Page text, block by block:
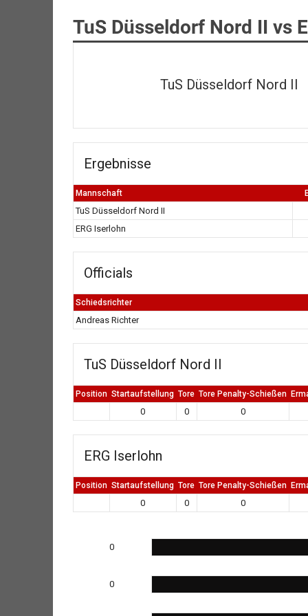
TuS Düsseldorf Nord II vs
TuS Düsseldorf Nord II
Ergebnisse
Mannschaft
TuS Düsseldorf Nord II
ERG Iserlohn
Officials
Schiedsrichter
Andreas Richter
TuS Düsseldorf Nord II
Position Startaufstellung Tore Tore Penalty-Schießen
0 0 0
ERG Iserlohn
Position Startaufstellung Tore Tore Penalty-Schießen
0 0 0
0
0